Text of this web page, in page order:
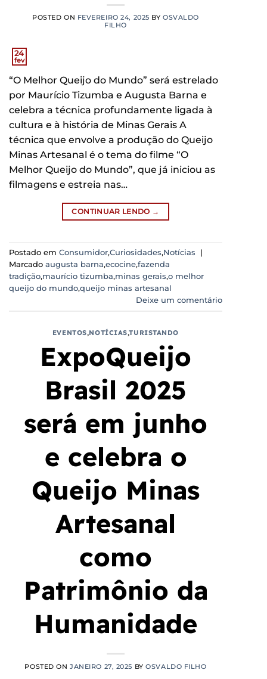
POSTED ON FEVEREIRO 24, 2025 BYOSVALDO
FILHO
24
fev
“O Melhor Queijo do Mundo” será estrelado
por Maurício Tizumba e Augusta Barna e
celebra a técnica profundamente ligada à
cultura e à história de Minas Gerais A
técnica que envolve a produção do Queijo
Minas Artesanal é o tema do filme “O
Melhor Queijo do Mundo”, que já iniciou as
filmagens e estreia nas…
CONTINUAR LENDO →
Postado em Consumidor,Curiosidades,Notícias
|
Marcado augusta barna,ecocine,fazenda
tradição,maurício tizumba,minas gerais,o melhor
queijo do mundo,queijo minas artesanal
Deixe um comentário
EVENTOS,NOTÍCIAS,TURISTANDO
ExpoQueijo
Brasil 2025
será em junho
e celebra o
Queijo Minas
Artesanal
como
Patrimônio da
Humanidade
POSTED ONJANEIRO 27, 2025 BYOSVALDO FILHO